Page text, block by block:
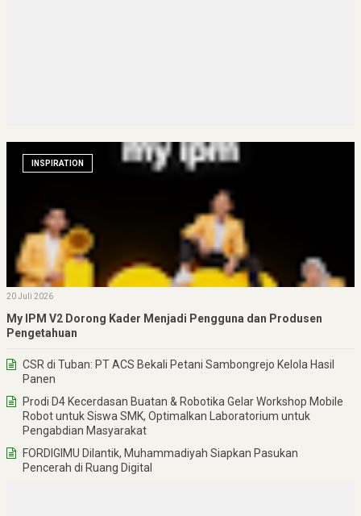
INSPIRATION
20 Juli 2026
My IPM V2 Dorong Kader Menjadi Pengguna dan Produsen
Pengetahuan
CSR di Tuban: PT ACS Bekali Petani Sambongrejo Kelola Hasil
Panen
Prodi D4 Kecerdasan Buatan & Robotika Gelar Workshop Mobile
Robot untuk Siswa SMK, Optimalkan Laboratorium untuk
Pengabdian Masyarakat
FORDIGIMU Dilantik, Muhammadiyah Siapkan Pasukan
Pencerah di Ruang Digital